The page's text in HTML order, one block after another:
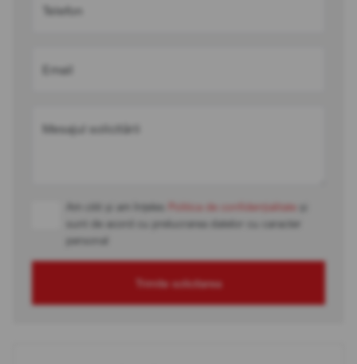
Telefon
Email
Mesajul solicitării
Am citit și am înțeles Politica de confidențialitate
sunt de acord cu prelucrarea datelor cu caracter
personal
Trimite solicitarea